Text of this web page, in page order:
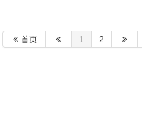
首页 1 2